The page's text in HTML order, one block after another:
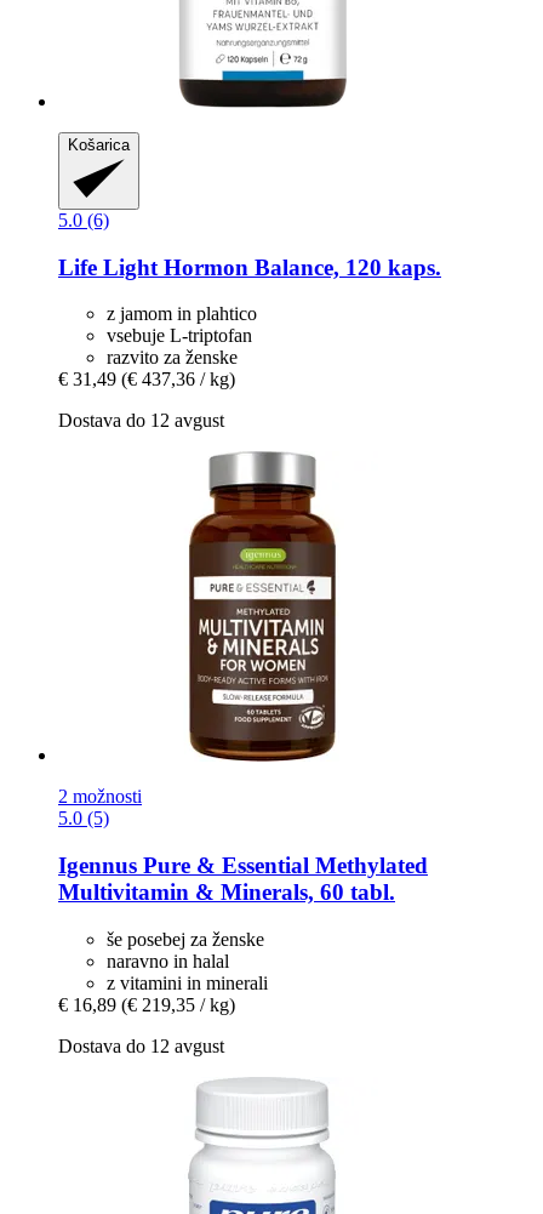
Košarica
5.0 (6)
Life Light Hormon Balance, 120 kaps.
z jamom in plahtico
vsebuje L-triptofan
razvito za ženske
€ 31,49 (€ 437,36 / kg)
Dostava do 12 avgust
2 možnosti
5.0 (5)
Igennus Pure & Essential Methylated
Multivitamin & Minerals, 60 tabl.
še posebej za ženske
naravno in halal
z vitamini in minerali
€ 16,89 (€ 219,35 / kg)
Dostava do 12 avgust